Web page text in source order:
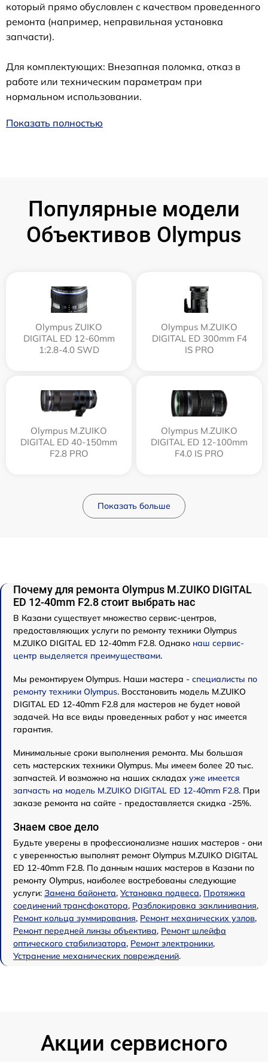
который прямо обусловлен с качеством проведенного
ремонта (например, неправильная установка
запчасти).
Для комплектующих: Внезапная поломка, отказ в
работе или техническим параметрам при
нормальном использовании.
Показать полностью
Популярные модели
Объективов Olympus
Olympus ZUIKO
DIGITAL ED 12-60mm
1:2.8-4.0 SWD
Olympus M.ZUIKO
DIGITAL ED 300mm F4
IS PRO
Olympus M.ZUIKO
DIGITAL ED 40-150mm
F2.8 PRO
Olympus M.ZUIKO
DIGITAL ED 12‑100mm
F4.0 IS PRO
Показать больше
Почему для ремонта Olympus M.ZUIKO DIGITAL
ED 12-40mm F2.8 стоит выбрать нас
В Казани существует множество сервис-центров,
предоставляющих услуги по ремонту техники Olympus
M.ZUIKO DIGITAL ED 12-40mm F2.8. Однако наш сервис-
центр выделяется преимуществами.
Мы ремонтируем Olympus. Наши мастера - специалисты по
ремонту техники Olympus. Восстановить модель M.ZUIKO
DIGITAL ED 12-40mm F2.8 для мастеров не будет новой
задачей. На все виды проведенных работ у нас имеется
гарантия.
Минимальные сроки выполнения ремонта. Мы большая
сеть мастерских техники Olympus. Мы имеем более 20 тыс.
запчастей. И возможно на наших складах уже имеется
запчасть на модель M.ZUIKO DIGITAL ED 12-40mm F2.8. При
заказе ремонта на сайте - предоставляется скидка -25%.
Знаем свое дело
Будьте уверены в профессионализме наших мастеров - они
с уверенностью выполнят ремонт Olympus M.ZUIKO DIGITAL
ED 12-40mm F2.8. По данным наших мастеров в Казани по
ремонту Olympus, наиболее востребованы следующие
услуги: Замена байонета, Установка подвеса, Протяжка
соединений трансфокатора, Разблокировка заклинивания,
Ремонт кольца зуммирования, Ремонт механических узлов,
Ремонт передней линзы объектива, Ремонт шлейфа
оптического стабилизатора, Ремонт электроники,
Устранение механических повреждений.
Акции сервисного